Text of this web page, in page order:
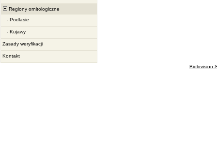
Regiony ornitologiczne
- Podlasie
- Kujawy
Zasady weryfikacji
Kontakt
Biolovision